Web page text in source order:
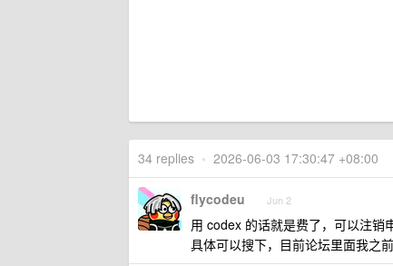
34 replies • 2026-06-03 17:30:47 +08:00
flycodeu Jun 2
用 codex 的话就是费了，可以注销
具体可以搜下，目前论坛里面我之